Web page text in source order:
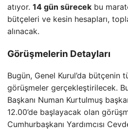
atıyor. 14 gün sürecek bu
bütçeleri ve kesin hesapları,
alınacak.
Görüşmelerin Detayları
Bugün, Genel Kurul’da bütçenin
görüşmeler gerçekleştirilecek.
Başkanı Numan Kurtulmuş
12.00’de başlayacak olan
Cumhurbaşkanı Yardımcısı